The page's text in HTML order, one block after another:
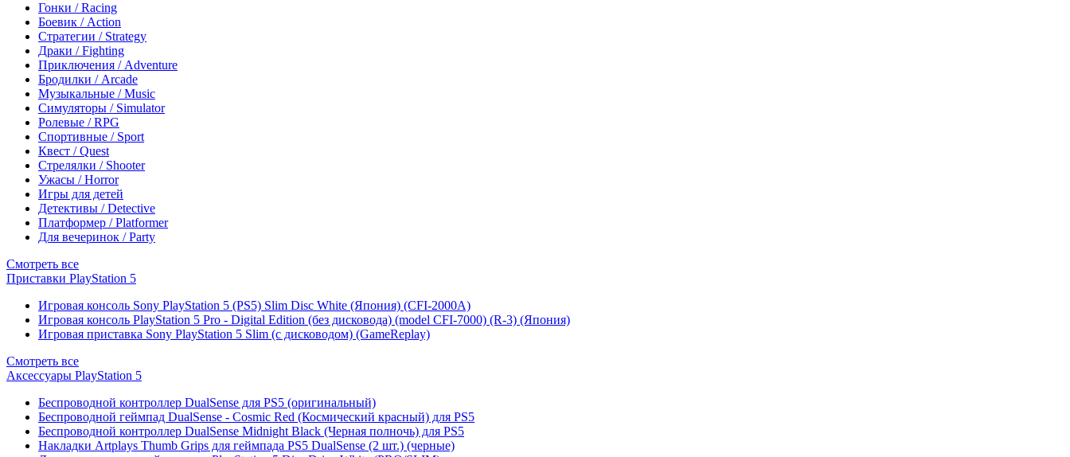
Гонки / Racing
Боевик / Action
Стратегии / Strategy
Драки / Fighting
Приключения / Adventure
Бродилки / Arcade
Музыкальные / Music
Симуляторы / Simulator
Ролевые / RPG
Спортивные / Sport
Квест / Quest
Стрелялки / Shooter
Ужасы / Horror
Игры для детей
Детективы / Detective
Платформер / Platformer
Для вечеринок / Party
Смотреть все
Приставки PlayStation 5
Игровая консоль Sony PlayStation 5 (PS5) Slim Disc White (Япония) (CFI-2000A)
Игровая консоль PlayStation 5 Pro - Digital Edition (без дисковода) (model CFI-7000) (R-3) (Япония)
Игровая приставка Sony PlayStation 5 Slim (с дисководом) (GameReplay)
Смотреть все
Аксессуары PlayStation 5
Беспроводной контроллер DualSense для PS5 (оригинальный)
Беспроводной геймпад DualSense - Cosmic Red (Космический красный) для PS5
Беспроводной контроллер DualSense Midnight Black (Черная полночь) для PS5
Накладки Artplays Thumb Grips для геймпада PS5 DualSense (2 шт.) (черные)